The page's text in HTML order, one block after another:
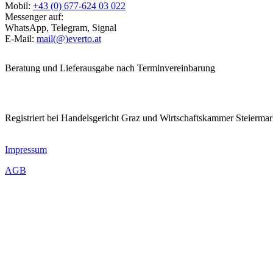
Mobil: +43 (0) 677-624 03 022
Messenger auf:
WhatsApp, Telegram, Signal
E-Mail: mail(@)everto.at
Beratung und Lieferausgabe nach Terminvereinbarung
Registriert bei Handelsgericht Graz und Wirtschaftskammer
Impressum
AGB